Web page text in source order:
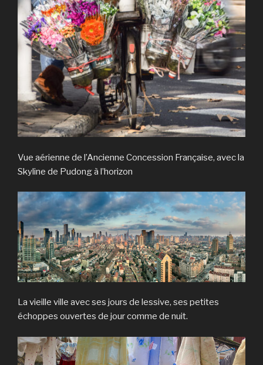
Vue aérienne de l’Ancienne Concession Française, avec la
Skyline de Pudong à l’horizon
La vieille ville avec ses jours de lessive, ses petites
échoppes ouvertes de jour comme de nuit.